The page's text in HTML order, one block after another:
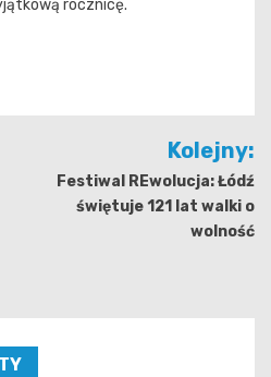
rocznicę.
Kolejny:
Festiwal REwolucja: Łódź
świętuje 121 lat walki o
wolność